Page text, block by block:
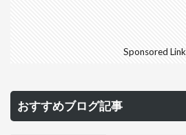
Sponsored Link
おすすめブログ記事